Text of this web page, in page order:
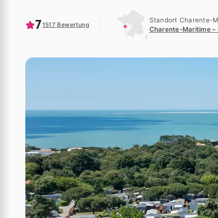
71517 Bewertung
Standort Charente-
Charente-Maritime